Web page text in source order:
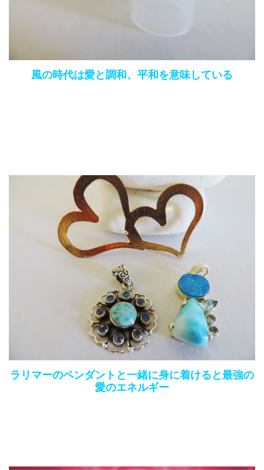
風の時代は愛と調和、平和を意味している
ラリマーのペンダントと一緒に身に着けると最強の
愛のエネルギー